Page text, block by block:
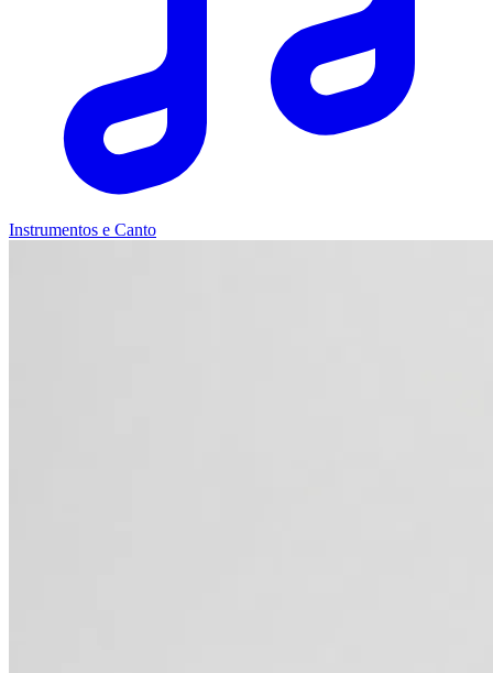
Instrumentos e Canto